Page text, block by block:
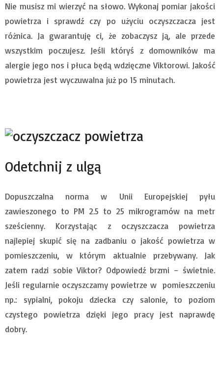
Nie musisz mi wierzyć na słowo. Wykonaj pomiar jakości
powietrza i sprawdź czy po użyciu oczyszczacza jest
różnica. Ja gwarantuję ci, że zobaczysz ją, ale przede
wszystkim poczujesz. Jeśli któryś z domowników ma
alergie jego nos i płuca będą wdzięczne Viktorowi. Jakość
powietrza jest wyczuwalna już po 15 minutach.
Odetchnij z ulgą
Dopuszczalna norma w Unii Europejskiej pyłu
zawieszonego to PM 2.5 to 25 mikrogramów na metr
sześcienny. Korzystając z oczyszczacza powietrza
najlepiej skupić się na zadbaniu o jakość powietrza w
pomieszczeniu, w którym aktualnie przebywany. Jak
zatem radzi sobie Viktor? Odpowiedź brzmi – świetnie.
Jeśli regularnie oczyszczamy powietrze w pomieszczeniu
np.: sypialni, pokoju dziecka czy salonie, to poziom
czystego powietrza dzięki jego pracy jest naprawdę
dobry.